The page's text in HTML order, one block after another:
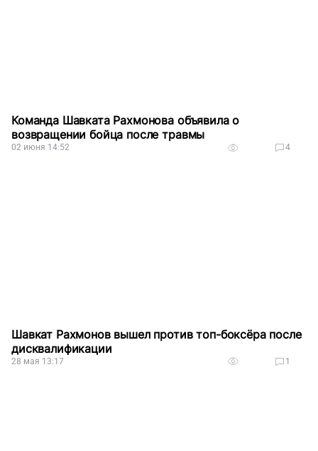
Команда Шавката Рахмонова объявила о
возвращении бойца после травмы
02 июня 14:52 4
Шавкат Рахмонов вышел против топ-боксёра после
дисквалификации
28 мая 13:17 1